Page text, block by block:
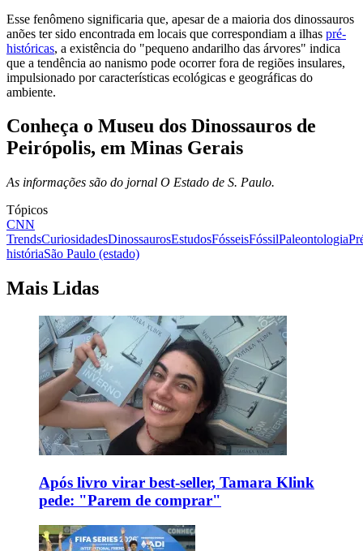
Esse fenômeno significaria que, apesar de a maioria dos dinossauros
anões ter sido encontrada em locais que correspondiam a ilhas pré-
históricas, a existência do "pequeno andarilho das árvores" indica
que a tendência ao nanismo pode ocorrer fora de regiões insulares,
impulsionado por características ecológicas e geográficas do
ambiente.
Conheça o Museu dos Dinossauros de
Peirópolis, em Minas Gerais
As informações são do jornal O Estado de S. Paulo.
Tópicos
CNN
TrendsCuriosidadesDinossaurosEstudosFósseisFóssilPaleontologia
históriaSão Paulo (estado)
Mais Lidas
Após livro virar best-seller, Tamara Klink
pede: "Parem de comprar"